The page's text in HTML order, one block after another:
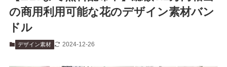
の商用利用可能な花のデザイン素材バン
ドル
デザイン素材 2024-12-26